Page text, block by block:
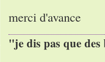
merci d'avance
"je dis pas que